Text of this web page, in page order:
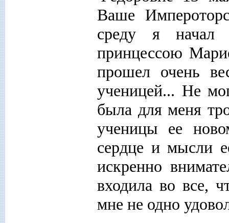
Ваше
среду я начал
принцессою
прошел очень
ученицей... Не
была для меня
ученицы ее
сердце и мысли
искренно
входила во все,
мне не одно